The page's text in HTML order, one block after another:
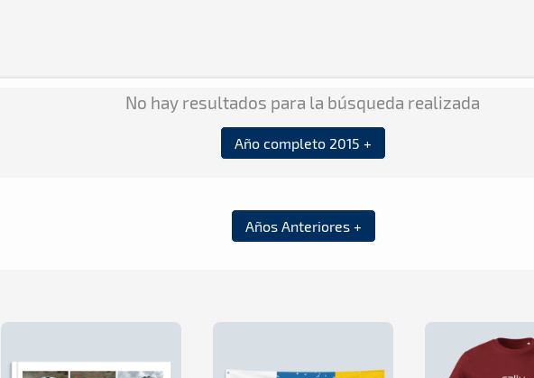
No hay resultados para la búsqueda realizada
Año completo 2015 +
Años Anteriores +